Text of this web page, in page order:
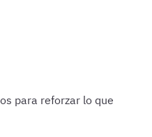
para reforzar lo que